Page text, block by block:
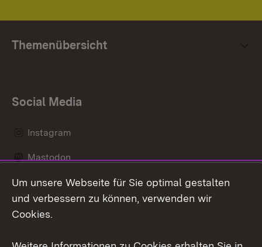
Themenübersicht
Social Media
Instagram
Mastodon
Messenger
Um unsere Webseite für Sie optimal gestalten
und verbessern zu können, verwenden wir
Cookies.